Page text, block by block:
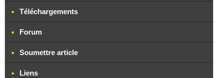
Téléchargements
Forum
Soumettre article
Liens